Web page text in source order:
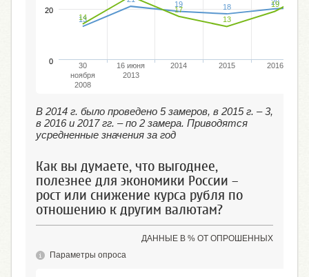
13
19 18
20
14
17
13
19
30
ноября
2008
16 июня
2013
2014 2015 2016
0
20
В 2014 г. было проведено 5 замеров, в 2015 г. – 3,
в 2016 и 2017 гг. – по 2 замера. Приводятся
усредненные значения за год
Как вы думаете, что выгоднее,
полезнее для экономики России –
рост или снижение курса рубля по
отношению к другим валютам?
ДАННЫЕ В % ОТ ОПРОШЕННЫХ
Параметры опроса